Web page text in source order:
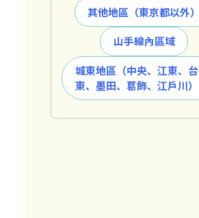
其他地區（東京都以外）
山手線內區域
城東地區（中央、江東、台
東、墨田、葛飾、江戶川）